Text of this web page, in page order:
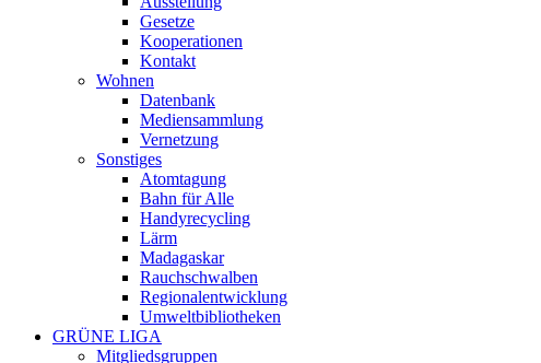
Gesetze
Kooperationen
Kontakt
Wohnen
Datenbank
Mediensammlung
Vernetzung
Sonstiges
Atomtagung
Bahn für Alle
Handyrecycling
Lärm
Madagaskar
Rauchschwalben
Regionalentwicklung
Umweltbibliotheken
GRÜNE LIGA
Mitgliedsgruppen